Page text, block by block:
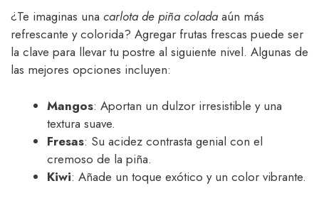
¿Te imaginas una carlota de piña colada aún más
refrescante y colorida? Agregar frutas frescas puede ser
la clave para llevar tu postre al siguiente nivel. Algunas de
las mejores opciones incluyen:
Mangos: Aportan un dulzor irresistible y una
textura suave.
Fresas: Su acidez contrasta genial con el
cremoso de la piña.
Kiwi: Añade un toque exótico y un color vibrante.